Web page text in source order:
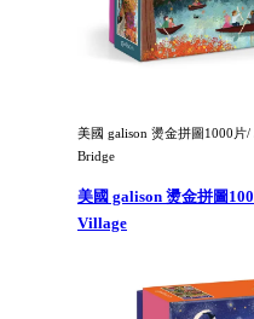
美國 galison 燙金拼圖1000片
Bridge
美國 galison 燙金拼圖
Village